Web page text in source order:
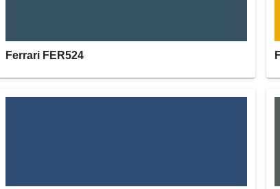
Ferrari FER524